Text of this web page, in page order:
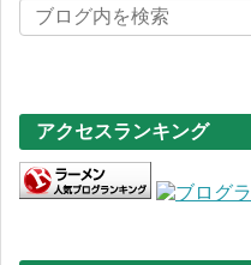
アクセスランキング